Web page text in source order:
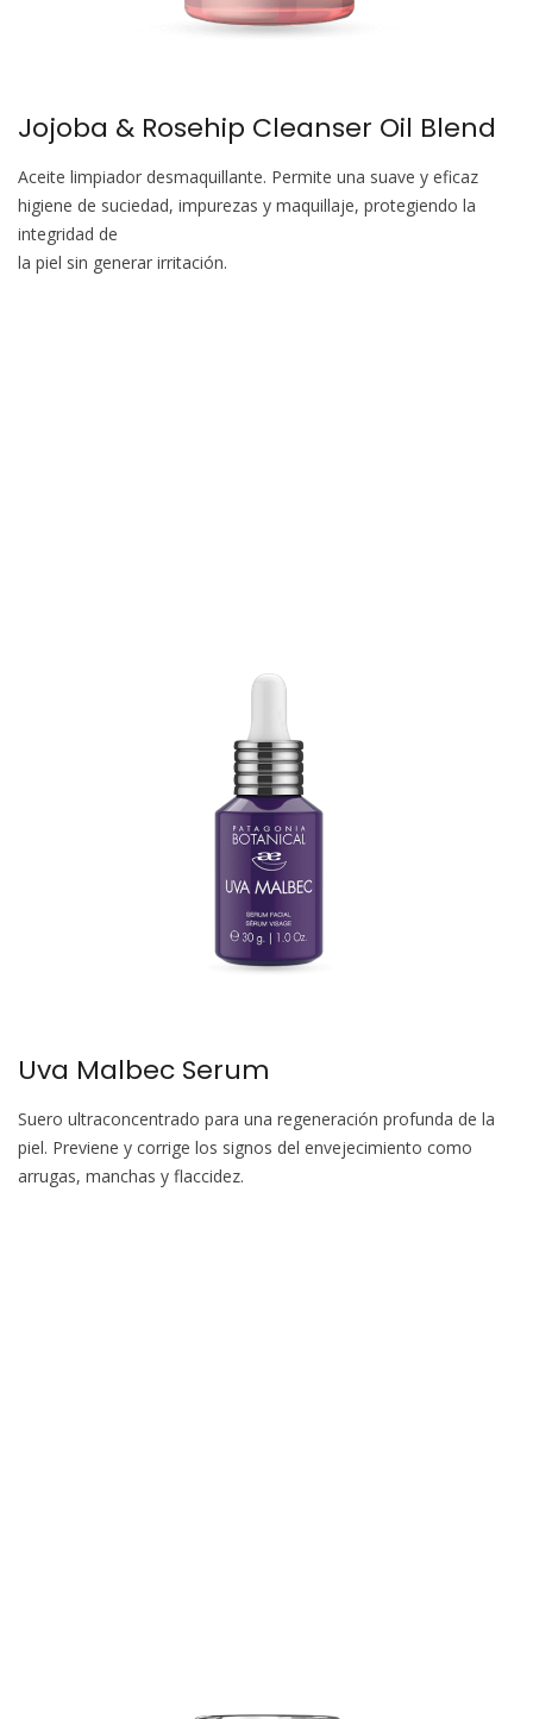
Jojoba & Rosehip Cleanser Oil Blend
Aceite limpiador desmaquillante. Permite una suave y eficaz
higiene de suciedad, impurezas y maquillaje, protegiendo la
integridad de
la piel sin generar irritación.
Uva Malbec Serum
Suero ultraconcentrado para una regeneración profunda de la
piel. Previene y corrige los signos del envejecimiento como
arrugas, manchas y flaccidez.